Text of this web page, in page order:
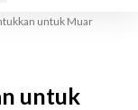
untuk Muar
untuk